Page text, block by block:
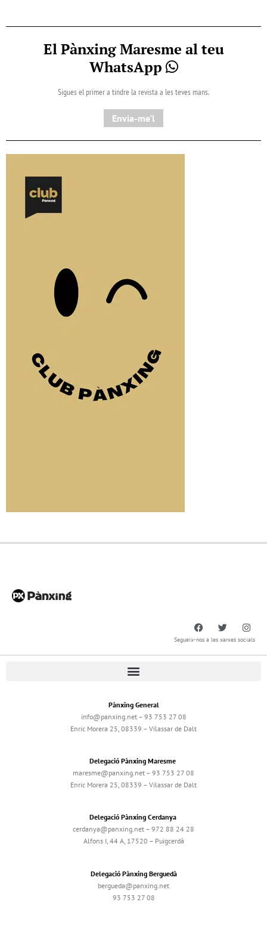
El Pànxing Maresme al teu
WhatsApp
Sigues el primer a tindre la revista a les teves mans.
Envia-me'l
Segueix-nos a les xarxes socials
Pànxing General
info@panxing.net – 93 753 27 08
Enric Morera 25, 08339 – Vilassar de Dalt
Delegació Pànxing Maresme
maresme@panxing.net – 93 753 27 08
Enric Morera 25, 08339 – Vilassar de Dalt
Delegació Pànxing Cerdanya
cerdanya@panxing.net – 972 88 24 28
Alfons I, 44 A, 17520 – Puigcerdà
Delegació Pànxing Berguedà
bergueda@panxing.net
93 753 27 08